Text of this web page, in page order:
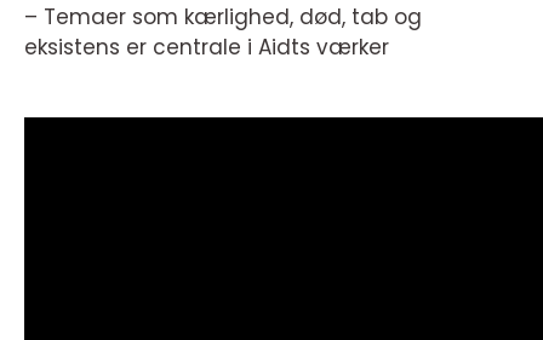
– Temaer som kærlighed, død, tab og
eksistens er centrale i Aidts værker